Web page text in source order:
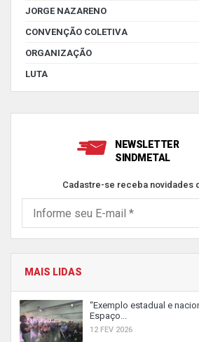
JORGE NAZARENO
CONVENÇÃO COLETIVA
ORGANIZAÇÃO
LUTA
NEWSLETTER
SINDMETAL
Cadastre-se receba novidades
MAIS LIDAS
“Exemplo estadual e
Espaço...
12 FEV 2026